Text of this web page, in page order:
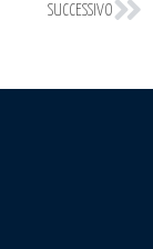
SUCCESSIVO